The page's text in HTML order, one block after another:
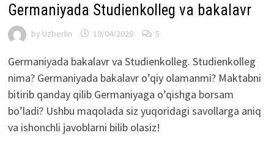
Germaniyada Studienkolleg va bakalavr
by Uzberlin 19/04/2020 5
Germaniyada bakalavr va Studienkolleg. Studienkolleg
nima? Germaniyada bakalavr o’qiy olamanmi? Maktabni
bitirib qanday qilib Germaniyaga o’qishga borsam
bo’ladi? Ushbu maqolada siz yuqoridagi savollarga aniq
va ishonchli javoblarni bilib olasiz!